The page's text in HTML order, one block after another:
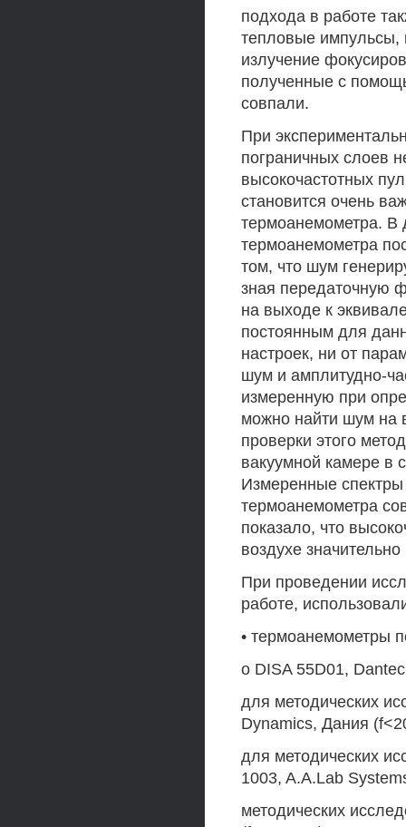
подхода в работе
тепловые импульсы,
излучение
полученные с
совпали.
При
пограничных слоев
высокочастотных
становится очень
термоанемометра. В
термоанемометра
том, что шум
зная передаточную
на выходе к
постоянным для
настроек, ни от
шум и амплитудно-
измеренную при
можно найти шум на
проверки этого
вакуумной камере в
Измеренные
термоанемометра
показало, что
воздухе
При проведении
работе,
• термоанемометры
о DISA 55D01,
для методических
Dynamics, Дания
для методических
1003, A.A.Lab
методических